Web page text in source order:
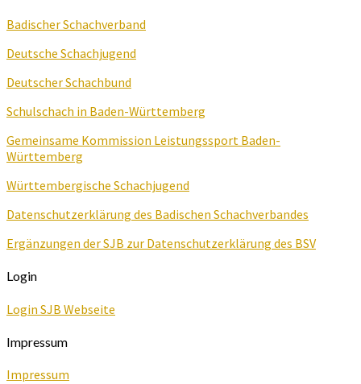
Badischer Schachverband
Deutsche Schachjugend
Deutscher Schachbund
Schulschach in Baden-Württemberg
Gemeinsame Kommission Leistungssport Baden-
Württemberg
Württembergische Schachjugend
Datenschutzerklärung des Badischen Schachverbandes
Ergänzungen der SJB zur Datenschutzerklärung des BSV
Login
Login SJB Webseite
Impressum
Impressum